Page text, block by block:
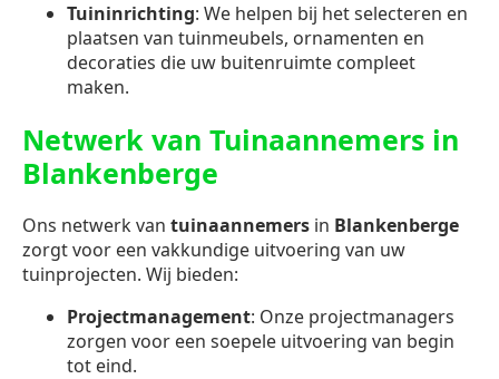
Tuininrichting: We helpen bij het selecteren en
plaatsen van tuinmeubels, ornamenten en
decoraties die uw buitenruimte compleet
maken.
Netwerk van Tuinaannemers in
Blankenberge
Ons netwerk van tuinaannemers in Blankenberge
zorgt voor een vakkundige uitvoering van uw
tuinprojecten. Wij bieden:
Projectmanagement: Onze projectmanagers
zorgen voor een soepele uitvoering van begin
tot eind.